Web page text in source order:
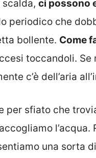
scalda, ci possono
periodico che
bollente. Come
toccandoli. Se
c’è dell’aria
per sfiato che
l’acqua.
una sorta